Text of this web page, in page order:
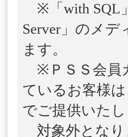
※「with SQL
Server」のメ
ます。
※ＰＳＳ会員
ているお客様
でご提供いた
対象外となり